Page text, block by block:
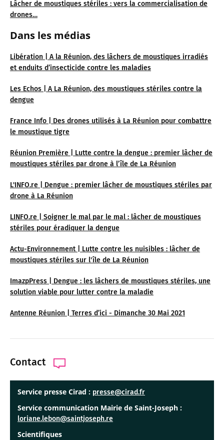
Lâcher de moustiques stériles : vers la commercialisation de
drones…
Dans les médias
Libération | A la Réunion, des lâchers de moustiques irradiés
et enduits d’insecticide contre les maladies
Les Echos | A La Réunion, des moustiques stériles contre la
dengue
France Info | Des drones utilisés à La Réunion pour combattre
le moustique tigre
Réunion Première | Lutte contre la dengue : premier lâcher de
moustiques stériles par drone à l’île de La Réunion
L'INFO.re | Dengue : premier lâcher de moustiques stériles par
drone à La Réunion
LINFO.re | Soigner le mal par le mal : lâcher de moustiques
stériles pour éradiquer la dengue
Actu-Environnement | Lutte contre les nuisibles : lâcher de
moustiques stériles sur l'île de La Réunion
ImazpPress | Dengue : les lâchers de moustiques stériles, une
solution viable pour lutter contre la maladie
Antenne Réunion | Terres d’ici - Dimanche 30 Mai 2021
Contact
Service presse Cirad : presse@cirad.fr
Service communication Mairie de Saint-Joseph :
loriane.lebon@saintjoseph.re
Scientifiques